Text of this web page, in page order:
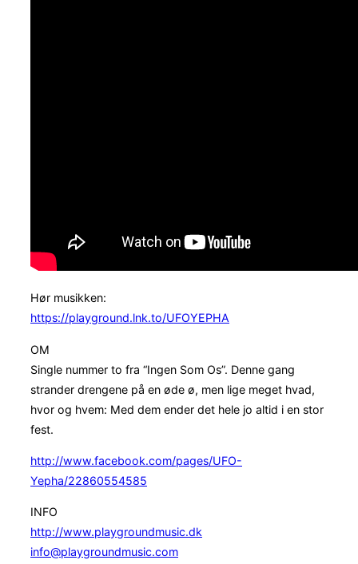
Hør musikken:
https://playground.lnk.to/UFOYEPHA
OM
Single nummer to fra “Ingen Som Os”. Denne gang
strander drengene på en øde ø, men lige meget hvad,
hvor og hvem: Med dem ender det hele jo altid i en stor
fest.
http://www.facebook.com/pages/UFO-
Yepha/22860554585
INFO
http://www.playgroundmusic.dk
info@playgroundmusic.com